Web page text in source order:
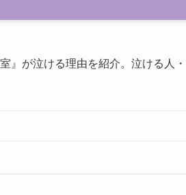
』が泣ける理由を紹介。泣ける人